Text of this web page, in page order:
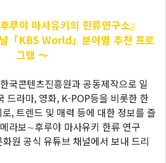
루야 마사유키의 한류연구소』
「KBS World」분야별 추천 프로
그램 ～
국콘텐츠진흥원과 공동제작으로 일
드라마, 영화, K-POP등을 비롯한 한
, 트렌드 및 매력 등에 대한 정보를 즐
라보∼후루야 마사유키 한류 연구
원 공식 유튜브 채널에서 보내 드리